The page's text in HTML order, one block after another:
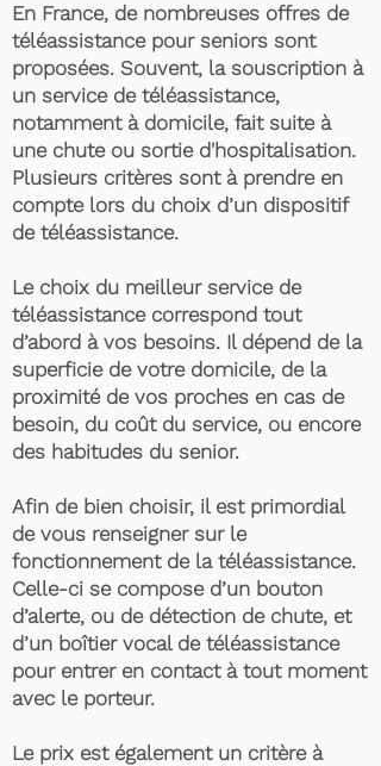
En France, de nombreuses offres de
téléassistance pour seniors sont
proposées. Souvent, la souscription à
un service de téléassistance,
notamment à domicile, fait suite à
une chute ou sortie d'hospitalisation.
Plusieurs critères sont à prendre en
compte lors du choix d’un dispositif
de téléassistance.
Le choix du meilleur service de
téléassistance correspond tout
d’abord à vos besoins. Il dépend de la
superficie de votre domicile, de la
proximité de vos proches en cas de
besoin, du coût du service, ou encore
des habitudes du senior.
Afin de bien choisir, il est primordial
de vous renseigner sur le
fonctionnement de la téléassistance.
Celle-ci se compose d’un bouton
d’alerte, ou de détection de chute, et
d’un boîtier vocal de téléassistance
pour entrer en contact à tout moment
avec le porteur.
Le prix est également un critère à